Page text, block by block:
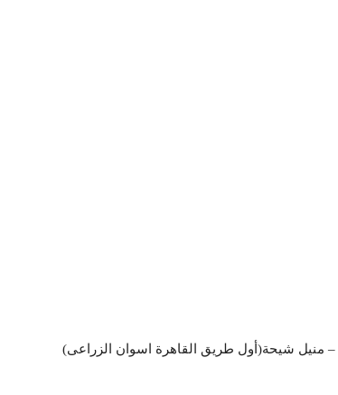
– منيل شيحة(أول طريق القاهرة اسوان الزراعى)